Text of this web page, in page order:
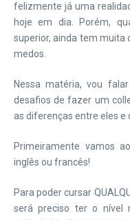
felizmente já uma
hoje em dia. Porém,
superior, ainda tem muita
medos.
Nessa matéria, vou
desafios de fazer um
as diferenças entre eles e
Primeiramente vamos
inglês ou francês!
Para poder cursar
será preciso ter o nível